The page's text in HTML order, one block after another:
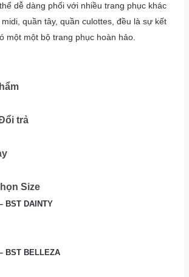
dễ dàng phối với nhiều trang phục khác
quần tây, quần culottes, đều là sự kết
một một bộ trang phục hoàn hảo.
trả
Size
BST DAINTY
BST BELLEZA